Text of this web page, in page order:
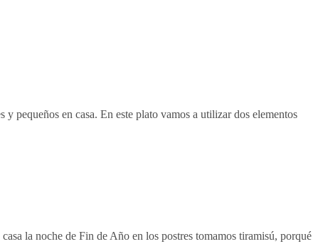
pequeños en casa. En este plato vamos a utilizar dos elementos
la noche de Fin de Año en los postres tomamos tiramisú, porqué